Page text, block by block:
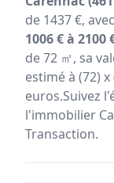
de 1437 €,
1006 € à 2100
de 72 ㎡, sa
estimé à (72) x
euros.Suivez
l'immobilier
Transaction.